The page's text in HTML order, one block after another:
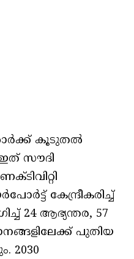
കൂടുതല്‍
സൗദി
കേന്ദ്രീകരിച്ച്
24 ആഭ്യന്തര, 57
പുതിയ
2030